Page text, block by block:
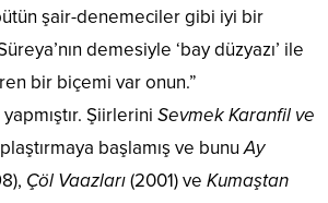
şair-denemeciler gibi iyi bir
demesiyle ‘bay düzyazı’ ile
bir biçemi var onun.”
Şiirlerini Sevmek Karanfil ve
başlamış ve bunuAy
Çöl Vaazları(2001) ve Kumaştan